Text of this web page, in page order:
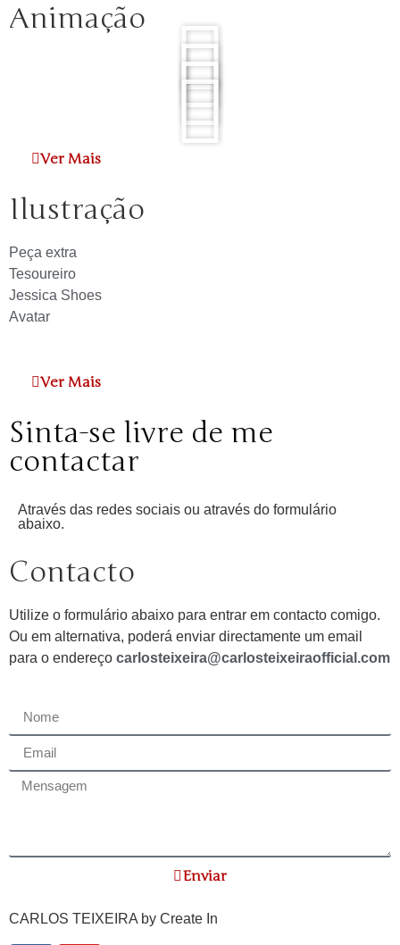
Animação
Ver Mais
Ilustração
Peça extra
Tesoureiro
Jessica Shoes
Avatar
Ver Mais
Sinta-se livre de me
contactar
Através das redes sociais ou através do formulário
abaixo.
Contacto
Utilize o formulário abaixo para entrar em contacto comigo.
Ou em alternativa, poderá enviar directamente um email
para o endereço carlosteixeira@carlosteixeiraofficial.com
Enviar
CARLOS TEIXEIRA by Create In